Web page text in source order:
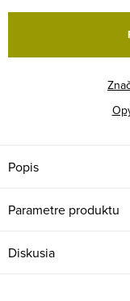
cena:
Popis
Parametre produktu
Diskusia